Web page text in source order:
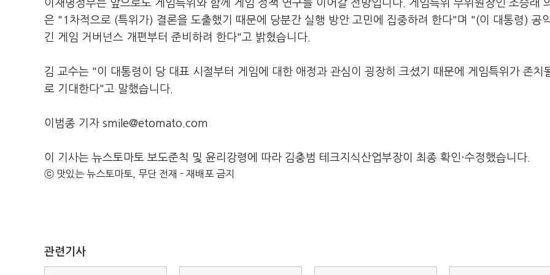
이재명정부는 앞으로도 게임특위와 함께 게임 정책 연구를 이어갈 전망입니다. 게임특위 부위원장인 조승래
은 "1차적으로 (특위가) 결론을 도출했기 때문에 당분간 실행 방안 고민에 집중하려 한다"며 "(이 대통령) 공
긴 게임 거버넌스 개편부터 준비하려 한다"고 밝혔습니다.
김 교수는 "이 대통령이 당 대표 시절부터 게임에 대한 애정과 관심이 굉장히 크셨기 때문에 게임특위가 존치
로 기대한다"고 말했습니다.
이범종 기자 smile@etomato.com
이 기사는 뉴스토마토 보도준칙 및 윤리강령에 따라 김충범 테크지식산업부장이 최종 확인·수정했습니다.
ⓒ 맛있는 뉴스토마토, 무단 전재 - 재배포 금지
관련기사